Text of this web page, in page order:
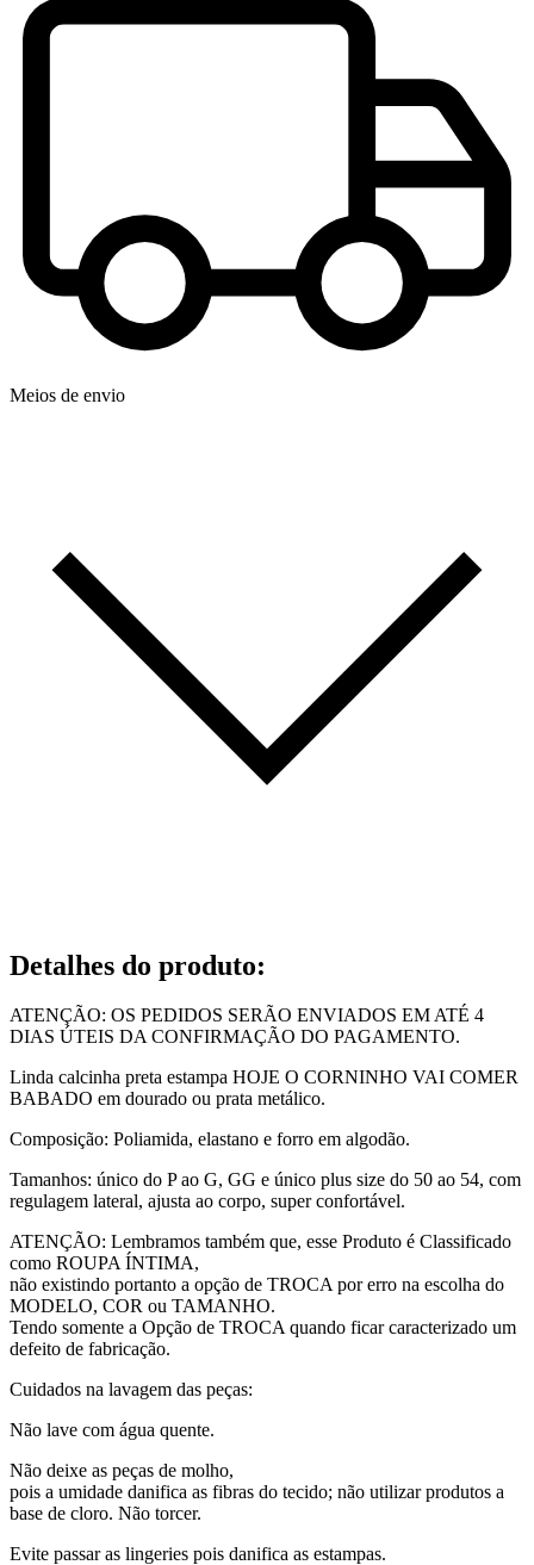
Meios de envio
Detalhes do produto:
ATENÇÃO: OS PEDIDOS SERÃO ENVIADOS EM ATÉ 4
DIAS ÚTEIS DA CONFIRMAÇÃO DO PAGAMENTO.
Linda calcinha preta estampa HOJE O CORNINHO VAI COMER
BABADO em dourado ou prata metálico.
Composição: Poliamida, elastano e forro em algodão.
Tamanhos: único do P ao G, GG e único plus size do 50 ao 54, com
regulagem lateral, ajusta ao corpo, super confortável.
ATENÇÃO: Lembramos também que, esse Produto é Classificado
como ROUPA ÍNTIMA,
não existindo portanto a opção de TROCA por erro na escolha do
MODELO, COR ou TAMANHO.
Tendo somente a Opção de TROCA quando ficar caracterizado um
defeito de fabricação.
Cuidados na lavagem das peças:
Não lave com água quente.
Não deixe as peças de molho,
pois a umidade danifica as fibras do tecido; não utilizar produtos a
base de cloro. Não torcer.
Evite passar as lingeries pois danifica as estampas.